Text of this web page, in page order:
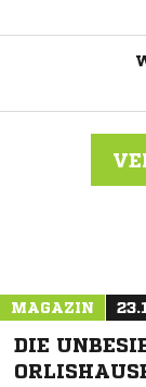
MAGAZIN
DIE